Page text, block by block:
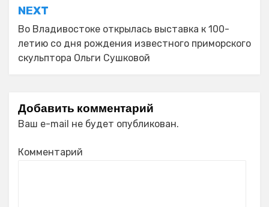
NEXT
Во Владивостоке открылась выставка к 100-
летию со дня рождения известного приморского
скульптора Ольги Сушковой
Добавить комментарий
Ваш e-mail не будет опубликован.
Комментарий